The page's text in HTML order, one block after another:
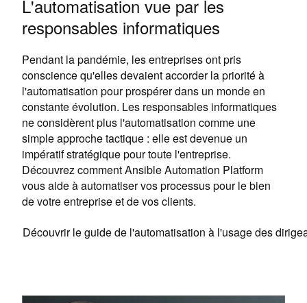
L'automatisation vue par les
responsables informatiques
Pendant la pandémie, les entreprises ont pris
conscience qu'elles devaient accorder la priorité à
l'automatisation pour prospérer dans un monde en
constante évolution. Les responsables informatiques
ne considèrent plus l'automatisation comme une
simple approche tactique : elle est devenue un
impératif stratégique pour toute l'entreprise.
Découvrez comment Ansible Automation Platform
vous aide à automatiser vos processus pour le bien
de votre entreprise et de vos clients.
Découvrir le guide de l'automatisation à l'usage des